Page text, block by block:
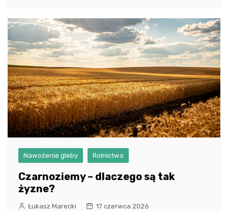
Nawożenie gleby Rolnictwo
Czarnoziemy – dlaczego są tak
żyzne?
Łukasz Marecki 17 czerwca 2026